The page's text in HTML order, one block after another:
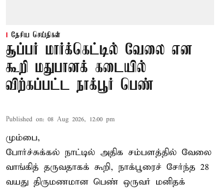
தேசிய செய்திகள்
சூப்பர் மார்க்கெட்டில் வேலை என
கூறி மதுபானக் கடையில்
விற்கப்பட்ட நாக்பூர் பெண்
Published on: 08 Aug 2026, 12:00 pm
மும்பை,
போர்ச்சுக்கல் நாட்டில் அதிக சம்பளத்தில் வேலை
வாங்கித் தருவதாகக் கூறி, நாக்பூரைச் சேர்ந்த 28
வயது திருமணமான பெண் ஒருவர் மனிதக்